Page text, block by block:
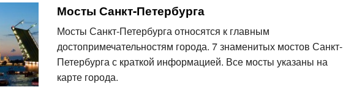
Мосты Санкт-Петербурга
Мосты Санкт-Петербурга относятся к главным
достопримечательностям города. 7 знаменитых мостов Санкт-
Петербурга с краткой информацией. Все мосты указаны на
карте города.